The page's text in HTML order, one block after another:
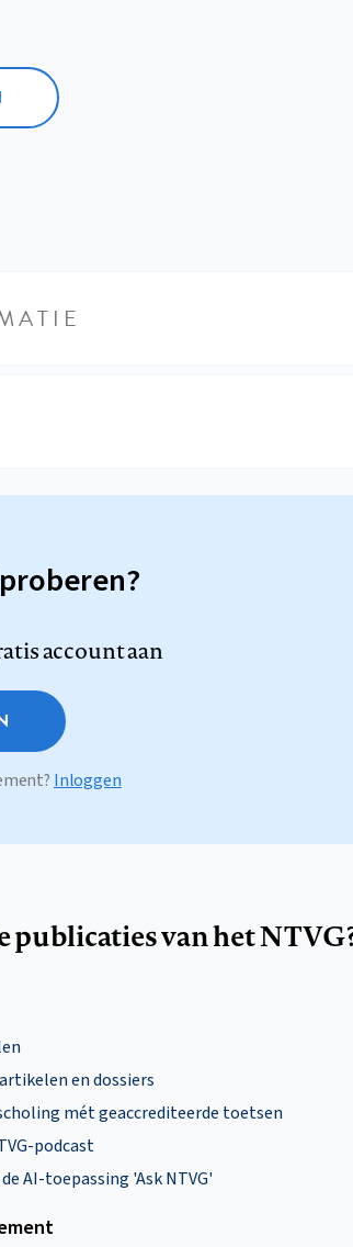
account aan
Inloggen
publicaties van het
en dossiers
mét geaccrediteerde toetsen
podcast
AI-toepassing 'Ask NTVG'